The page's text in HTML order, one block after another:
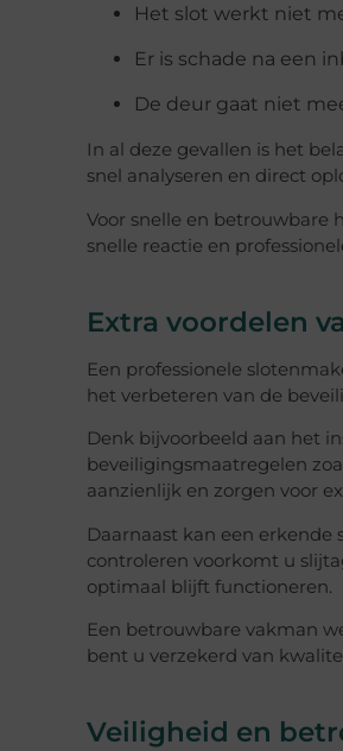
Het slot werkt niet
Er is schade na een
De deur gaat niet
In al deze gevallen is het
snel analyseren en direct
Voor snelle en betrouwbare
snelle reactie en
Extra voordelen
Een professionele
het verbeteren van de
Denk bijvoorbeeld aan het
beveiligingsmaatregelen
aanzienlijk en zorgen voor
Daarnaast kan een
controleren voorkomt u
optimaal blijft functioneren.
Een betrouwbare vakman
bent u verzekerd van
Veiligheid en